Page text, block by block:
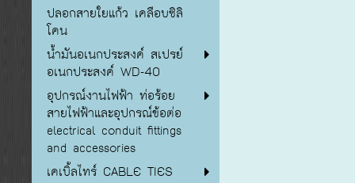
ปลอกสายใยแก้ว เคลือบซิลิ
โคน
น้ำมันอเนกประสงค์ สเปรย์
อเนกประสงค์ WD-40
อุปกรณ์งานไฟฟ้า ท่อร้อย
สายไฟฟ้าและอุปกรณ์ข้อต่อ
electrical conduit fittings
and accessories
เคเบิ้ลไทร์ CABLE TIES